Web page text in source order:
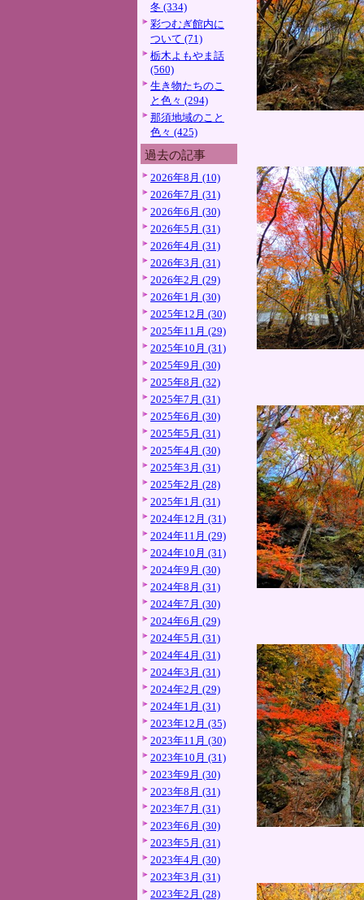
冬 (334)
彩つむぎ館内に
ついて (71)
栃木よもやま話
(560)
生き物たちのこ
と色々 (294)
那須地域のこと
色々 (425)
過去の記事
2026年8月 (10)
2026年7月 (31)
2026年6月 (30)
2026年5月 (31)
2026年4月 (31)
2026年3月 (31)
2026年2月 (29)
2026年1月 (30)
2025年12月 (30)
2025年11月 (29)
2025年10月 (31)
2025年9月 (30)
2025年8月 (32)
2025年7月 (31)
2025年6月 (30)
2025年5月 (31)
2025年4月 (30)
2025年3月 (31)
2025年2月 (28)
2025年1月 (31)
2024年12月 (31)
2024年11月 (29)
2024年10月 (31)
2024年9月 (30)
2024年8月 (31)
2024年7月 (30)
2024年6月 (29)
2024年5月 (31)
2024年4月 (31)
2024年3月 (31)
2024年2月 (29)
2024年1月 (31)
2023年12月 (35)
2023年11月 (30)
2023年10月 (31)
2023年9月 (30)
2023年8月 (31)
2023年7月 (31)
2023年6月 (30)
2023年5月 (31)
2023年4月 (30)
2023年3月 (31)
2023年2月 (28)